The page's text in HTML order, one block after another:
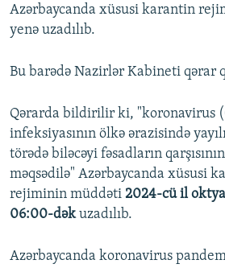
XƏBƏR BÜLLETENLƏRIMIZ
Azərbaycanda xüsusi karantin
yenə uzadılıb.
Bu barədə Nazirlər Kabineti qərar
Qərarda bildirilir ki, "koronavirus
infeksiyasının ölkə ərazisində
törədə biləcəyi fəsadların
məqsədilə" Azərbaycanda xüsusi
rejiminin müddəti 2024-cü il
06:00-dəkuzadılıb.
Azərbaycanda koronavirus